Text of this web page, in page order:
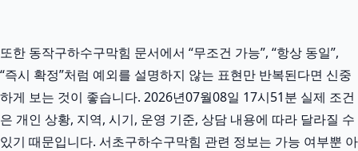
또한 동작구하수구막힘 문서에서 “무조건 가능”, “항상 동일”,
“즉시 확정”처럼 예외를 설명하지 않는 표현만 반복된다면 신중
하게 보는 것이 좋습니다. 2026년07월08일 17시51분 실제 조건
은 개인 상황, 지역, 시기, 운영 기준, 상담 내용에 따라 달라질 수
있기 때문입니다. 서초구하수구막힘 관련 정보는 가능 여부뿐 아